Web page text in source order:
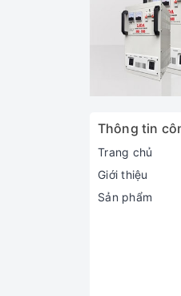
Thông tin
Trang chủ
Giới thiệu
Sản phẩm